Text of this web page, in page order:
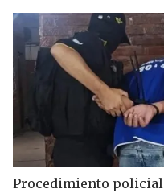
Procedimiento policial